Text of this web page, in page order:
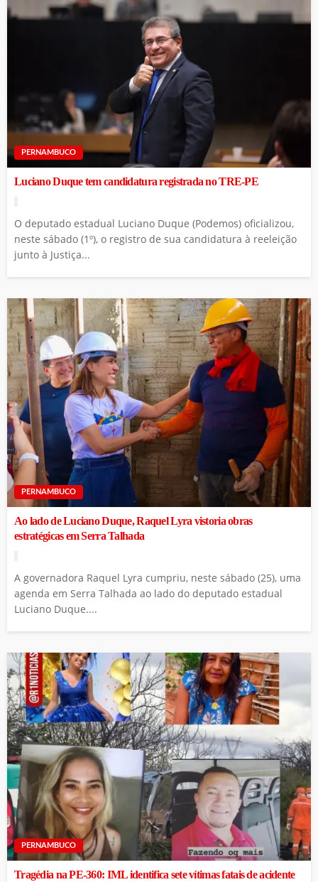
PERNAMBUCO
Luciano Duque tem candidatura registrada no TRE-PE
O deputado estadual Luciano Duque (Podemos) oficializou,
neste sábado (1º), o registro de sua candidatura à reeleição
junto à Justiça...
PERNAMBUCO
Ao lado de Luciano Duque, Raquel Lyra vistoria obras
estratégicas em Serra Talhada
A governadora Raquel Lyra cumpriu, neste sábado (25), uma
agenda em Serra Talhada ao lado do deputado estadual
Luciano Duque....
PERNAMBUCO
Tragédia na PE-360: IML identifica sete vítimas fatais de acidente